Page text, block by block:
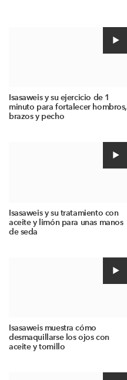
Isasaweis y su ejercicio de 1
minuto para fortalecer hombros,
brazos y pecho
Isasaweis y su tratamiento con
aceite y limón para unas manos
de seda
Isasaweis muestra cómo
desmaquillarse los ojos con
aceite y tomillo